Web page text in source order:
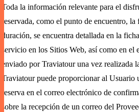
Toda la información relevante para el
reservada, como el punto de encuentro,
duración, se encuentra detallada en la
servicio en los Sitios Web, así como en el
enviado por Traviatour una vez realizada
Traviatour puede proporcionar al
reserva en el correo electrónico de
sobre la recepción de un correo del